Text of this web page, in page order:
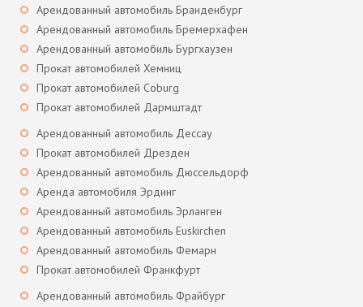
Арендованный автомобиль Бранденбург
Арендованный автомобиль Бремерхафен
Арендованный автомобиль Бургхаузен
Прокат автомобилей Хемниц
Прокат автомобилей Coburg
Прокат автомобилей Дармштадт
Арендованный автомобиль Дессау
Прокат автомобилей Дрезден
Арендованный автомобиль Дюссельдорф
Аренда автомобиля Эрдинг
Арендованный автомобиль Эрланген
Арендованный автомобиль Euskirchen
Арендованный автомобиль Фемарн
Прокат автомобилей Франкфурт
Арендованный автомобиль Фрайбург